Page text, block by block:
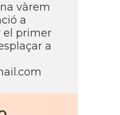
vàrem
a
el primer
a